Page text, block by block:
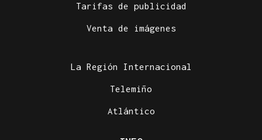
Tarifas de publicidad
Venta de imágenes
La Región Internacional
Telemiño
Atlántico